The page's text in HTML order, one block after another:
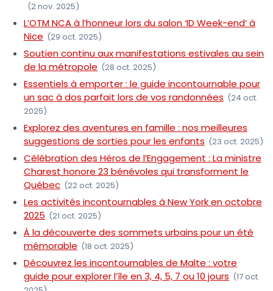
(2 nov. 2025)
L’OTM NCA à l’honneur lors du salon ‘ID Week-end’ à
Nice (29 oct. 2025)
Soutien continu aux manifestations estivales au sein
de la métropole (28 oct. 2025)
Essentiels à emporter : le guide incontournable pour
un sac à dos parfait lors de vos randonnées (24 oct.
2025)
Explorez des aventures en famille : nos meilleures
suggestions de sorties pour les enfants (23 oct. 2025)
Célébration des Héros de l’Engagement : La ministre
Charest honore 23 bénévoles qui transforment le
Québec (22 oct. 2025)
Les activités incontournables à New York en octobre
2025 (21 oct. 2025)
À la découverte des sommets urbains pour un été
mémorable (18 oct. 2025)
Découvrez les incontournables de Malte : votre
guide pour explorer l’île en 3, 4, 5, 7 ou 10 jours (17 oct.